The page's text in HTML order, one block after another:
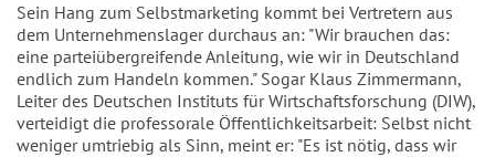
Sein Hang zum Selbstmarketing kommt bei Vertretern aus
dem Unternehmenslager durchaus an: "Wir brauchen das:
eine parteiübergreifende Anleitung, wie wir in Deutschland
endlich zum Handeln kommen." Sogar Klaus Zimmermann,
Leiter des Deutschen Instituts für Wirtschaftsforschung (DIW),
verteidigt die professorale Öffentlichkeitsarbeit: Selbst nicht
weniger umtriebig als Sinn, meint er: "Es ist nötig, dass wir